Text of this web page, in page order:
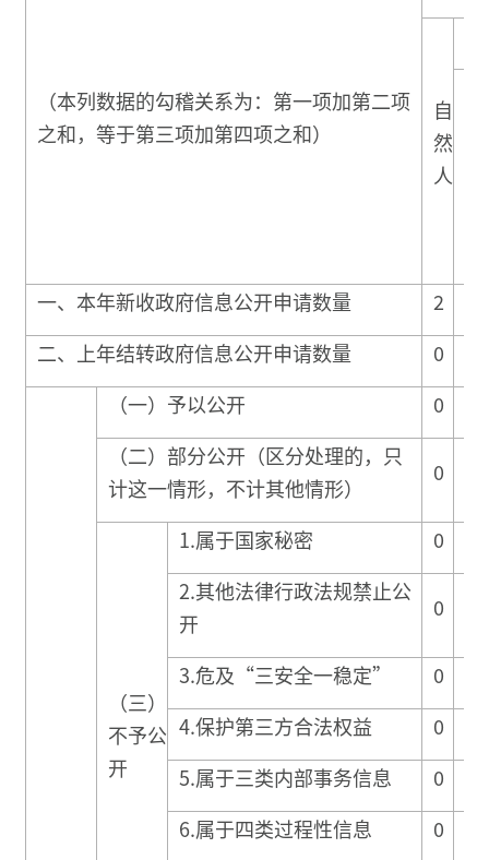
（本列数据的勾稽关系为：第一项加第二项
之和，等于第三项加第四项之和）
自
然
人
一、本年新收政府信息公开申请数量 2
二、上年结转政府信息公开申请数量
0
（一）予以公开 0
（二）部分公开（区分处理的，只
计这一情形，不计其他情形）
0
（三）
不予公
开
1.属于国家秘密 0
2.其他法律行政法规禁止公
开
0
3.危及“三安全一稳定” 0
4.保护第三方合法权益
0
5.属于三类内部事务信息
0
6.属于四类过程性信息
0